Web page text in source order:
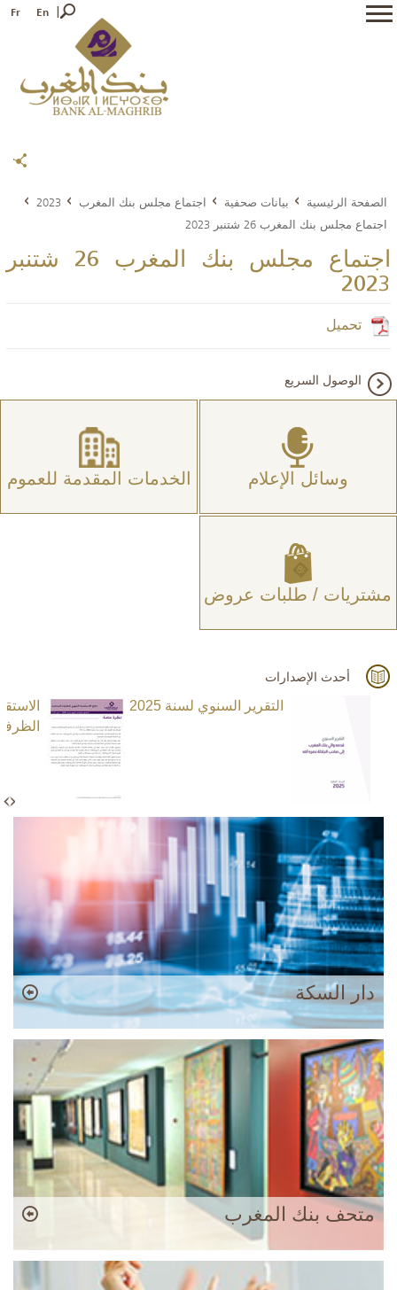
Fr En
الصفحة الرئيسية بيانات صحفية اجتماع مجلس بنك المغرب
2023
اجتماع مجلس بنك المغرب 26 شتنبر 2023
اجتماع مجلس بنك المغرب 26 شتنبر
2023
تحميل
الوصول السريع
وسائل الإعلام الخدمات المقدمة للعموم
مشتريات / طلبات عروض
أحدث الإصدارات
التقرير السنوي لسنة 2025
دار السكة
متحف بنك المغرب